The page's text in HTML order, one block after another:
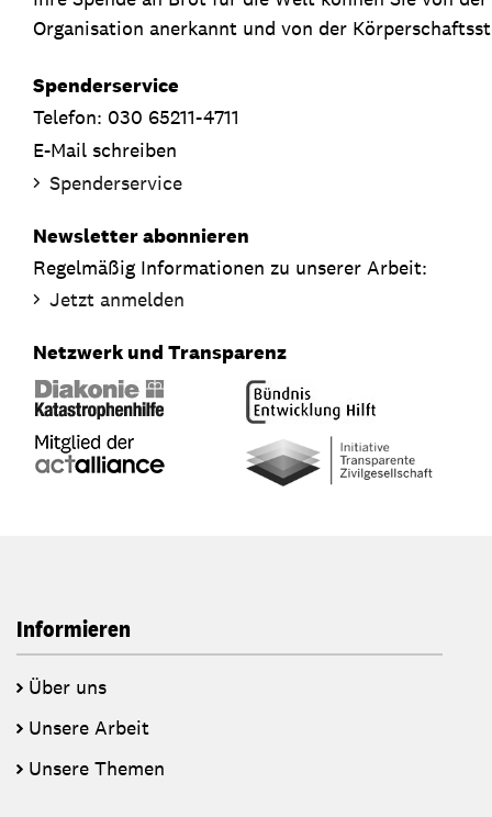
Organisation anerkannt und von der
Spenderservice
Telefon: 030 65211-4711
E-Mail schreiben
Spenderservice
Newsletter abonnieren
Regelmäßig Informationen zu unserer Arbeit:
Jetzt anmelden
Netzwerk und Transparenz
Informieren
Über uns
Unsere Arbeit
Unsere Themen